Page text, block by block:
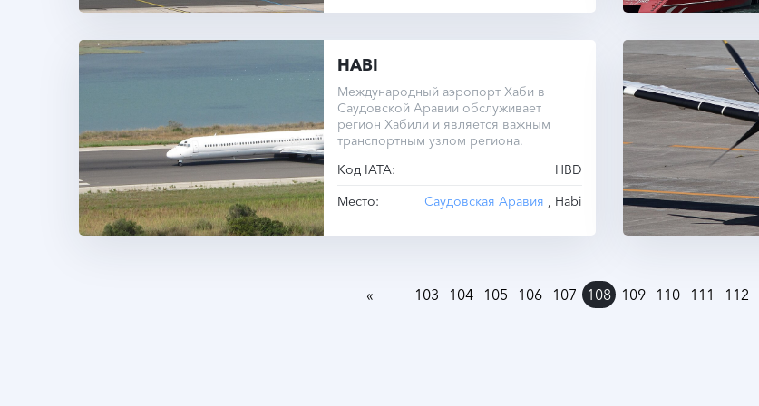
HABI
Международный аэропорт Хаби в
Саудовской Аравии обслуживает
регион Хабили и является важным
транспортным узлом региона.
Код IATA:
HBD
Место:
Саудовская Аравия , Habi
« 103 104 105 106 107 108 109 110 111 112